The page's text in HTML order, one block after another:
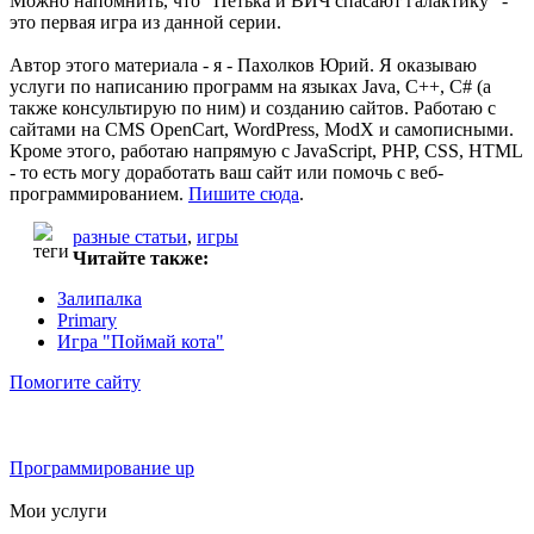
это первая игра из данной серии.
Автор этого материала - я - Пахолков Юрий. Я оказываю
услуги по написанию программ на языках Java, C++, C# (а
также консультирую по ним) и созданию сайтов. Работаю с
сайтами на CMS OpenCart, WordPress, ModX и самописными.
Кроме этого, работаю напрямую с JavaScript, PHP, CSS, HTML
- то есть могу доработать ваш сайт или помочь с веб-
программированием. Пишите сюда.
разные статьи, игры
Читайте также:
Залипалка
Primary
Игра "Поймай кота"
Помогите сайту
Программирование up
Мои услуги